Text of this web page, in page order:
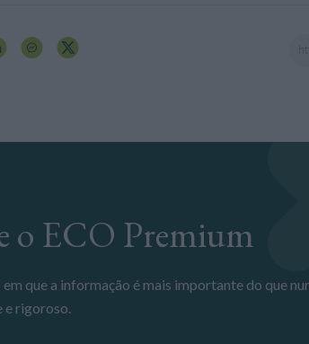
o ECO Premium
e rigoroso.